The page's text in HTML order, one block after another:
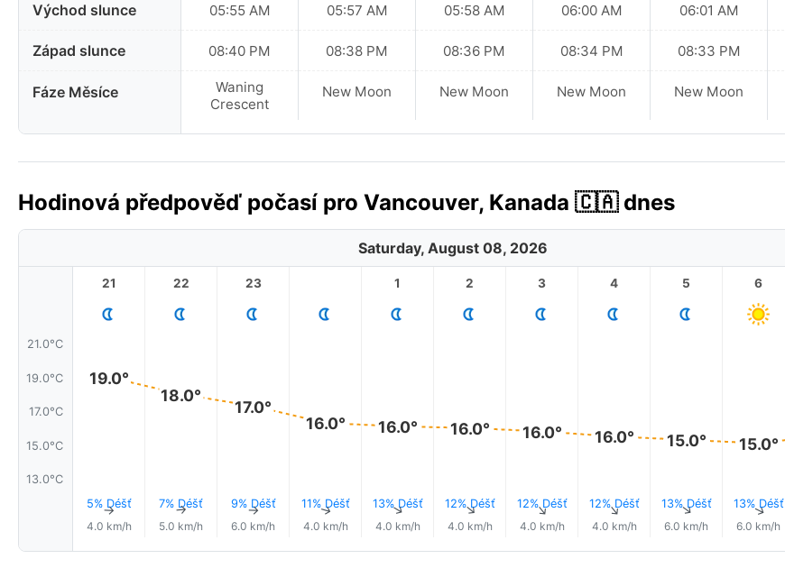
Východ slunce
Západ slunce
Fáze Měsíce
05:55 AM
08:40 PM
Waning
Crescent
05:57 AM
08:38 PM
New Moon
05:58 AM
08:36 PM
New Moon
06:00 AM
08:34 PM
New Moon
06:01 AM
08:33 PM
New Moon
Hodinová předpověď počasí pro Vancouver, Kanada 🇨🇦 dnes
Saturday, August 08, 2026
21.0°C
19.0°C
17.0°C
15.0°C
13.0°C
21
19.0°
5% Déšť
↑
4.0 km/h
22
18.0°
7% Déšť
↑
5.0 km/h
23
17.0°
9% Déšť
↑
6.0 km/h
16.0°
11% Déšť
↑
4.0 km/h
1
16.0°
13% Déšť
↑
4.0 km/h
2
16.0°
12% Déšť
↑
4.0 km/h
3
16.0°
12% Déšť
↑
4.0 km/h
4
16.0°
12% Déšť
↑
4.0 km/h
5
15.0°
13% Déšť
↑
6.0 km/h
6
15.0°
13% Déšť
↑
6.0 km/h